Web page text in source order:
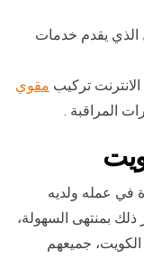
الذي يقدم خدمات
تركيب مقوي
المراقبة .
في عمله ولديه
بمنتهى السهولة،
الكويت، جميعهم